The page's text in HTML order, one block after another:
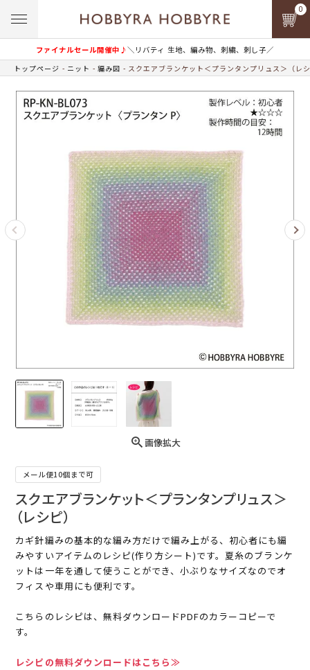
ファイナルセール開催中♪＼リバティ 生地、編み物、刺繍、刺し子／
0
トップページ ニット 編み図 スクエアブランケット＜プランタンプリュス＞（レ
画像拡大
メール便10個まで可
スクエアブランケット＜プランタンプリュス＞
（レシピ）
カギ針編みの基本的な編み方だけで編み上がる、初心者にも編
みやすいアイテムのレシピ(作り方シート)です。夏糸のブランケ
ットは一年を通して使うことができ、小ぶりなサイズなのでオ
フィスや車用にも便利です。
こちらのレシピは、無料ダウンロードPDFのカラーコピーで
す。
レシピの無料ダウンロードはこちら≫